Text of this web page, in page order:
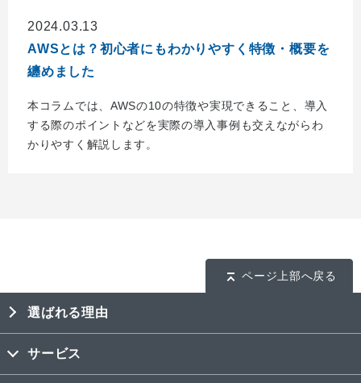
2024.03.13
AWSとは？初心者にもわかりやすく特徴・概要を
纏めました
本コラムでは、AWSの10の特徴や実現できること、導入
する際のポイントなどを実際の導入事例も交えながらわ
かりやすく解説します。
ページ上部へ戻る
選ばれる理由
サービス